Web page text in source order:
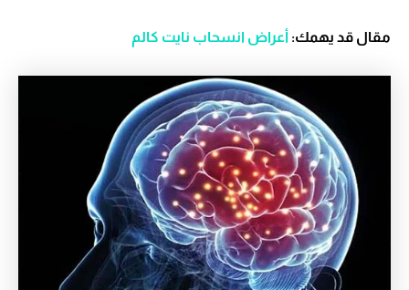
مقال قد يهمك:أعراض انسحاب نايت كالم